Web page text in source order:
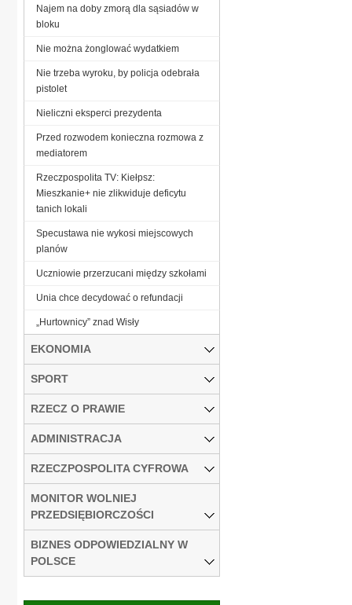
Najem na doby zmorą dla sąsiadów w
bloku
Nie można żonglować wydatkiem
Nie trzeba wyroku, by policja odebrała
pistolet
Nieliczni eksperci prezydenta
Przed rozwodem konieczna rozmowa z
mediatorem
Rzeczpospolita TV: Kiełpsz:
Mieszkanie+ nie zlikwiduje deficytu
tanich lokali
Specustawa nie wykosi miejscowych
planów
Uczniowie przerzucani między szkołami
Unia chce decydować o refundacji
„Hurtownicy” znad Wisły
EKONOMIA
SPORT
RZECZ O PRAWIE
ADMINISTRACJA
RZECZPOSPOLITA CYFROWA
MONITOR WOLNIEJ
PRZEDSIĘBIORCZOŚCI
BIZNES ODPOWIEDZIALNY W
POLSCE